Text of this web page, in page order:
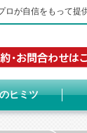
が自信をもって提
ヒミツ